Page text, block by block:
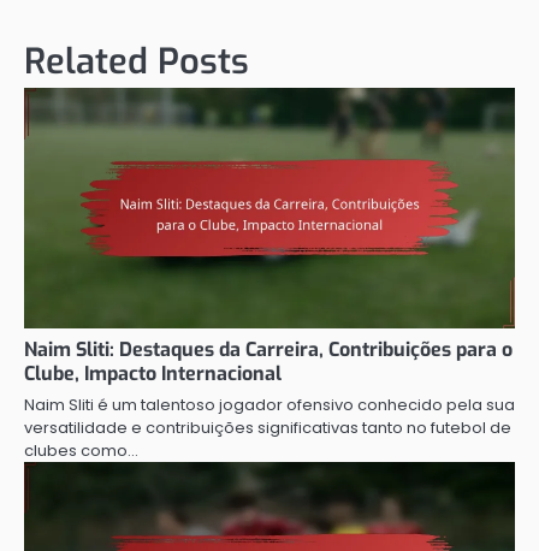
Related Posts
Naim Sliti: Destaques da Carreira, Contribuições para o
Clube, Impacto Internacional
Naim Sliti é um talentoso jogador ofensivo conhecido pela sua
versatilidade e contribuições significativas tanto no futebol de
clubes como…